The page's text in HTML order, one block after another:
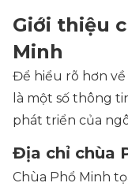
Giới thiệu
Minh
Để hiểu rõ hơn về
là một số thông
phát triển của
Địa chỉ chùa
Chùa Phổ Minh